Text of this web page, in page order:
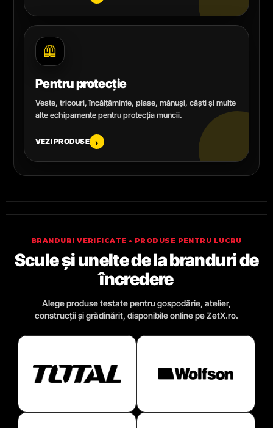
🦺
Pentru protecție
Veste, tricouri, încălțăminte, plase, mănuși, căști și multe
alte echipamente pentru protecția muncii.
VEZI PRODUSE ›
BRANDURI VERIFICATE • PRODUSE PENTRU LUCRU
Scule și unelte de la branduri de
încredere
Alege produse testate pentru gospodărie, atelier,
construcții și grădinărit, disponibile online pe ZetX.ro.